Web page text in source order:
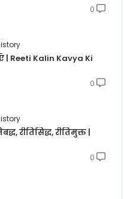
0
| Reeti Kalin Kavya Ki
0
रीतिसिद्ध, रीतिमुक्त |
0